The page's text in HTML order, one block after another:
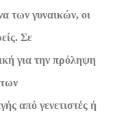
των γυναικών, οι
Σε
για την πρόληψη
από γενετιστές ή